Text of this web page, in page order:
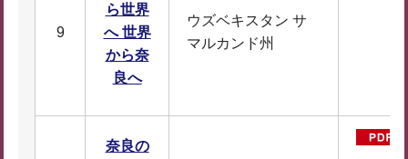
9
ら世界
へ 世界
から奈
良へ
ウズベキスタン サ
マルカンド州
奈良の